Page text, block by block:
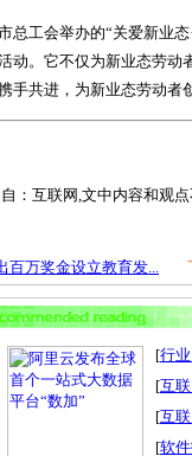
总工会举办的“关爱新业
动。它不仅为新业态劳
手共进，为新业态劳动者
：互联网,文中内容和观
百万奖金设立教育发...
[行
[互
[互
[软